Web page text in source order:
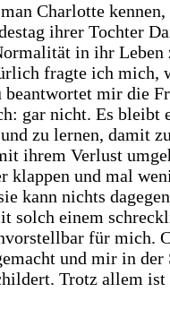
Charlotte
ihrer Tochter
in ihr
fragte ich mich,
mir die
gar nicht. Es bleibt
zu lernen, damit
ihrem Verlust
klappen und mal
kann nichts
solch einem
für mich.
und mir in
Trotz allem